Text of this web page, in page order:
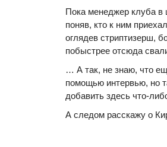
Пока менеджер клуба в
поняв, кто к ним
оглядев стриптизерш,
побыстрее отсюда
… А так, не знаю, что
помощью интервью, но
добавить здесь что-
А следом расскажу о